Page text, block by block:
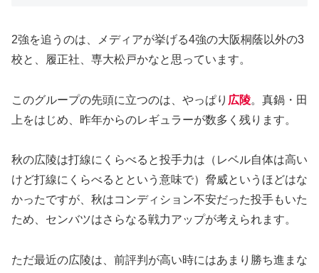
2強を追うのは、メディアが挙げる4強の大阪桐蔭以外の3
校と、履正社、専大松戸かなと思っています。
このグループの先頭に立つのは、やっぱり 広陵。真鍋・田
上をはじめ、昨年からのレギュラーが数多く残ります。
秋の広陵は打線にくらべると投手力は（レベル自体は高い
けど打線にくらべるとという意味で）脅威というほどはな
かったですが、秋はコンディション不安だった投手もいた
ため、センバツはさらなる戦力アップが考えられます。
ただ最近の広陵は、前評判が高い時にはあまり勝ち進まな